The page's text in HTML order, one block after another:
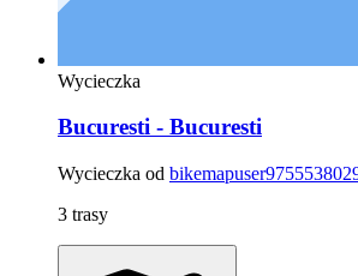
Wycieczka
Bucuresti - Bucuresti
Wycieczka od
3 trasy